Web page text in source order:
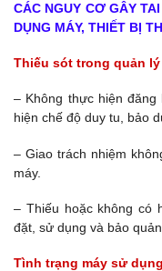
CÁC NGUY CƠ GÂY
DỤNG MÁY, THIẾT BỊ
Thiếu sót trong quản lý
– Không thực hiện
hiện chế độ duy tu, bảo
– Giao trách nhiệm
máy.
– Thiếu hoặc không có
đặt, sử dụng và bảo quản
Tình trạng máy sử